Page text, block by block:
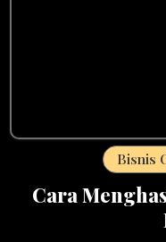
Bisnis
Cara